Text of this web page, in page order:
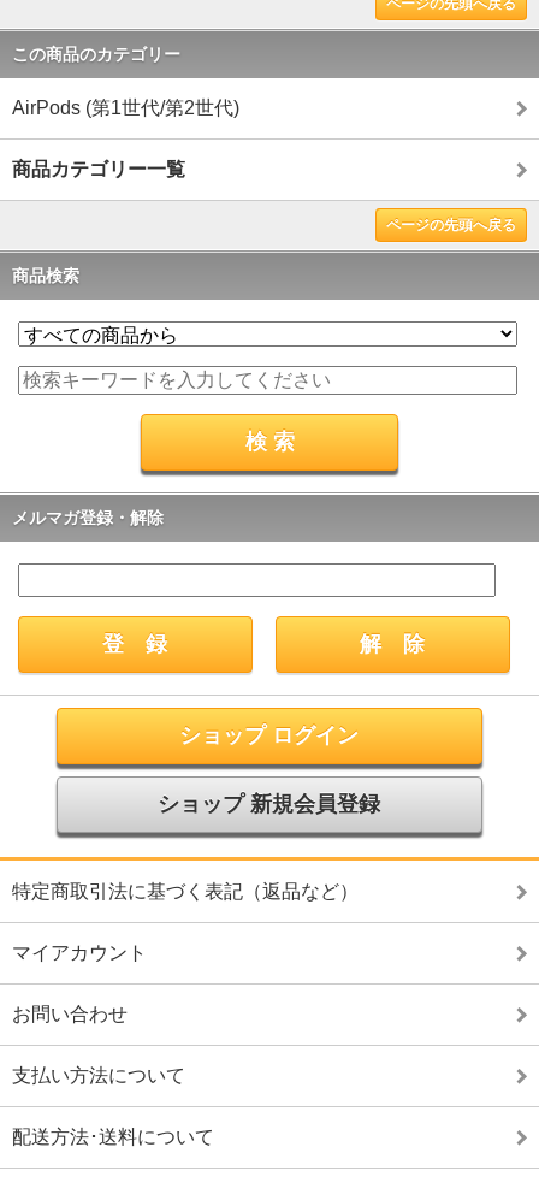
ページの先頭へ戻る
この商品のカテゴリー
AirPods (第1世代/第2世代)
商品カテゴリー一覧
ページの先頭へ戻る
商品検索
メルマガ登録・解除
ショップ ログイン
ショップ 新規会員登録
特定商取引法に基づく表記（返品など）
マイアカウント
お問い合わせ
支払い方法について
配送方法･送料について